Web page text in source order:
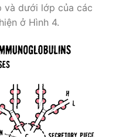
và dưới lớp của các
ở Hình 4.